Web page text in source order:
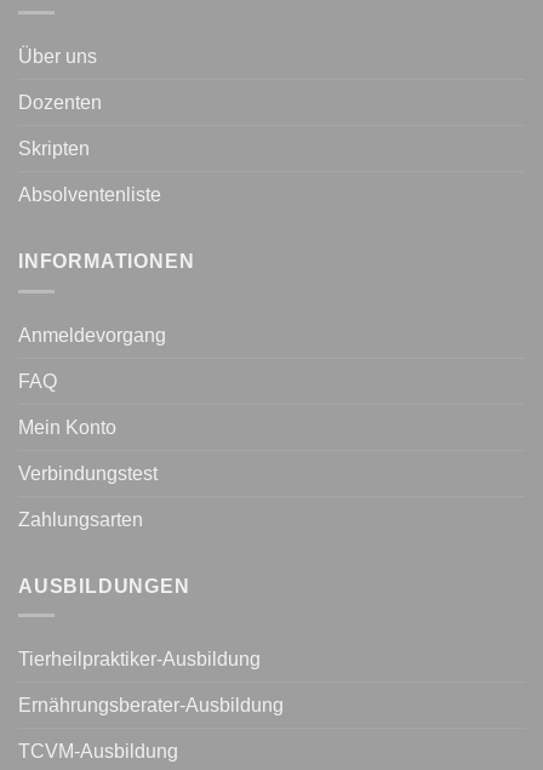
Über uns
Dozenten
Skripten
Absolventenliste
INFORMATIONEN
Anmeldevorgang
FAQ
Mein Konto
Verbindungstest
Zahlungsarten
AUSBILDUNGEN
Tierheilpraktiker-Ausbildung
Ernährungsberater-Ausbildung
TCVM-Ausbildung